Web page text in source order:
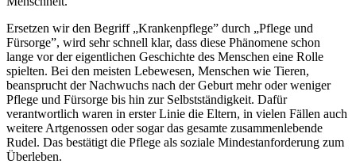
Ersetzen wir den Begriff „Krankenpflege” durch „Pflege und
Fürsorge”, wird sehr schnell klar, dass diese Phänomene schon
lange vor der eigentlichen Geschichte des Menschen eine Rolle
spielten. Bei den meisten Lebewesen, Menschen wie Tieren,
beansprucht der Nachwuchs nach der Geburt mehr oder weniger
Pflege und Fürsorge bis hin zur Selbstständigkeit. Dafür
verantwortlich waren in erster Linie die Eltern, in vielen Fällen auch
weitere Artgenossen oder sogar das gesamte zusammenlebende
Rudel. Das bestätigt die Pflege als soziale Mindestanforderung zum
Überleben.